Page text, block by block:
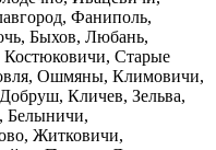
Фаниполь,
Быхов, Любань,
Старые
Ошмяны, Климовичи,
Кличев, Зельва,
Белыничи,
Житковичи,